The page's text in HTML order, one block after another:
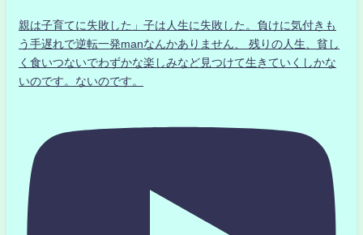
親は子育てに失敗した」子は人生に失敗した。負けに気付きも
う手遅れで逆転一発manなんかありません、 残りの人生、貧し
く食いつないでわずかな楽しみなど見つけて生きていくしかな
いのです。ないのです。